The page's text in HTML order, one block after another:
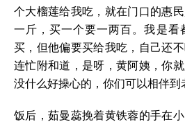
个大榴莲给我吃，就在门口的惠
一斤，买一个要一两百。我是看
买，但他偏要买给我吃，自己还
连忙附和道，是呀，黄阿姨，你
没什么好操心的，你们可以相伴到
饭后，茹曼蕊挽着黄铁蓉的手在